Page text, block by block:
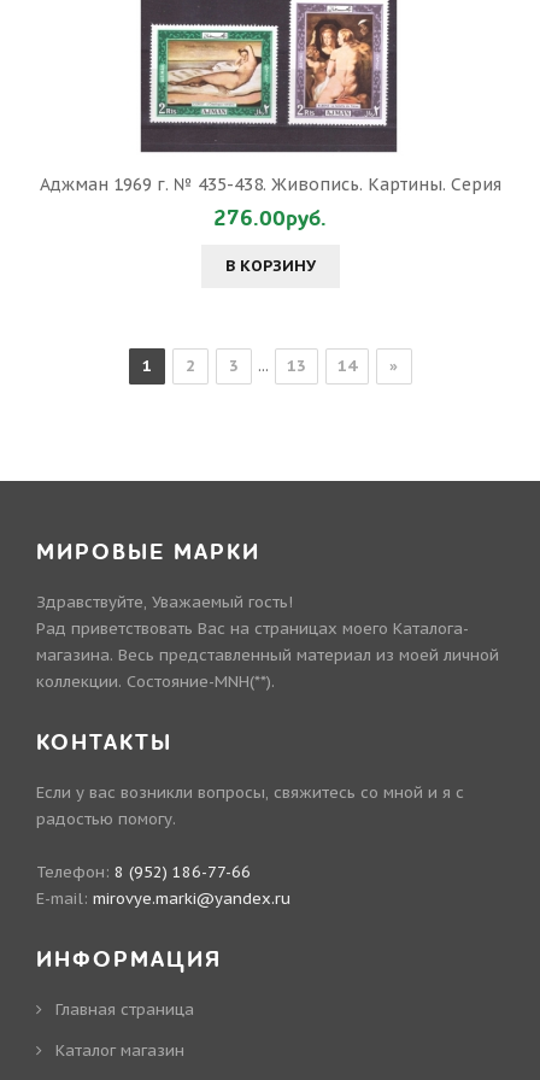
Аджман 1969 г. № 435-438. Живопись. Картины. Серия
276.00руб.
В КОРЗИНУ
1 2 3 ... 13 14 »
МИРОВЫЕ МАРКИ
Здравствуйте, Уважаемый гость!
Рад приветствовать Вас на страницах моего Каталога-
магазина. Весь представленный материал из моей личной
коллекции. Состояние-MNH(**).
КОНТАКТЫ
Если у вас возникли вопросы, свяжитесь со мной и я с
радостью помогу.
Телефон: 8 (952) 186-77-66
E-mail: mirovye.marki@yandex.ru
ИНФОРМАЦИЯ
Главная страница
Каталог магазин